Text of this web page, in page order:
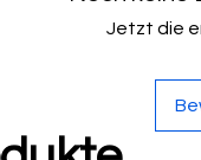
Jetzt die